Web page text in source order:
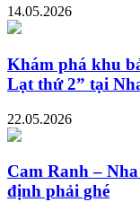
14.05.2026
Khám phá khu
Lạt thứ 2” tại
22.05.2026
Cam Ranh –
định phải ghé